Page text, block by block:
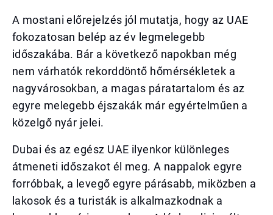
A mostani előrejelzés jól mutatja, hogy az UAE
fokozatosan belép az év legmelegebb
időszakába. Bár a következő napokban még
nem várhatók rekorddöntő hőmérsékletek a
nagyvárosokban, a magas páratartalom és az
egyre melegebb éjszakák már egyértelműen a
közelgő nyár jelei.
Dubai és az egész UAE ilyenkor különleges
átmeneti időszakot él meg. A nappalok egyre
forróbbak, a levegő egyre párásabb, miközben a
lakosok és a turisták is alkalmazkodnak a